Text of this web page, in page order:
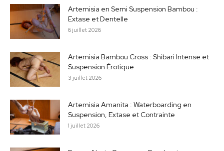
Artemisia en Semi Suspension Bambou :
Extase et Dentelle
6 juillet 2026
Artemisia Bambou Cross : Shibari Intense et
Suspension Érotique
3 juillet 2026
Artemisia Amanita : Waterboarding en
Suspension, Extase et Contrainte
1 juillet 2026